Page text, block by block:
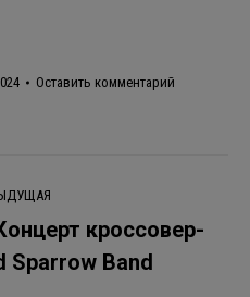
Оставить комментарий
Предыдущая
запись:
кроссовер-
Sparrow Band